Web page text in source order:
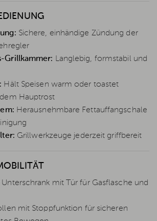
Sichere, einhändige Zündung der
Grillkammer: Langlebig, formstabil und
Hält Speisen warm oder toastet
Hauptrost
Herausnehmbare Fettauffangschale
Grillwerkzeuge jederzeit griffbereit
mit Tür für Gasflasche und
mit Stoppfunktion für sicheren